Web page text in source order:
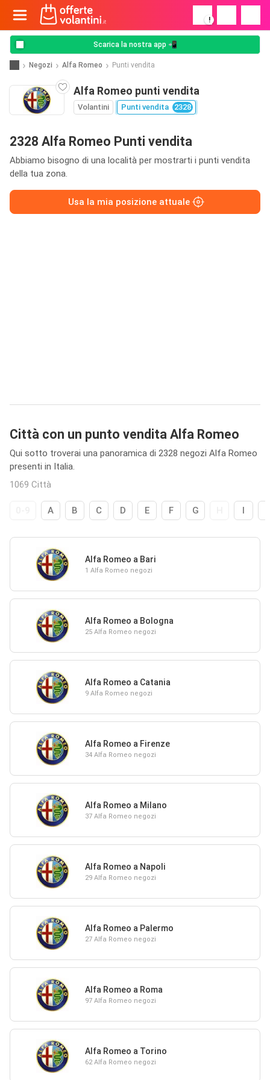
!
Scarica la nostra app 📲
Negozi Alfa Romeo Punti vendita
Alfa Romeo punti vendita
Volantini Punti vendita 2328
2328 Alfa Romeo Punti vendita
Abbiamo bisogno di una località per mostrarti i punti vendita
della tua zona.
Usa la mia posizione attuale
Città con un punto vendita Alfa Romeo
Qui sotto troverai una panoramica di 2328 negozi Alfa Romeo
presenti in Italia.
1069 Città
A B C D E F G I
Alfa Romeo a Bari
1 Alfa Romeo negozi
Alfa Romeo a Bologna
25 Alfa Romeo negozi
Alfa Romeo a Catania
9 Alfa Romeo negozi
Alfa Romeo a Firenze
34 Alfa Romeo negozi
Alfa Romeo a Milano
37 Alfa Romeo negozi
Alfa Romeo a Napoli
29 Alfa Romeo negozi
Alfa Romeo a Palermo
27 Alfa Romeo negozi
Alfa Romeo a Roma
97 Alfa Romeo negozi
Alfa Romeo a Torino
62 Alfa Romeo negozi